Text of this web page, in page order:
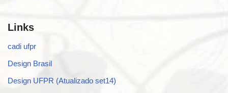
Links
cadi ufpr
Design Brasil
Design UFPR (Atualizado set14)